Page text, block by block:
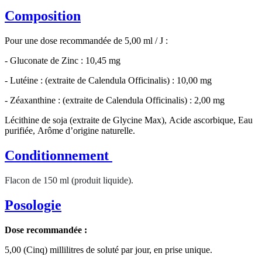
Composition
Pour une dose recommandée de 5,00 ml / J :
- Gluconate de Zinc : 10,45 mg
- Lutéine : (extraite de Calendula Officinalis) : 10,00 mg
- Zéaxanthine : (extraite de Calendula Officinalis) : 2,00 mg
Lécithine de soja (extraite de Glycine Max), Acide ascorbique, Eau
purifiée, Arôme d’origine naturelle.
Conditionnement
Flacon de 150 ml (produit liquide).
Posologie
Dose recommandée :
5,00 (Cinq) millilitres de soluté par jour, en prise unique.